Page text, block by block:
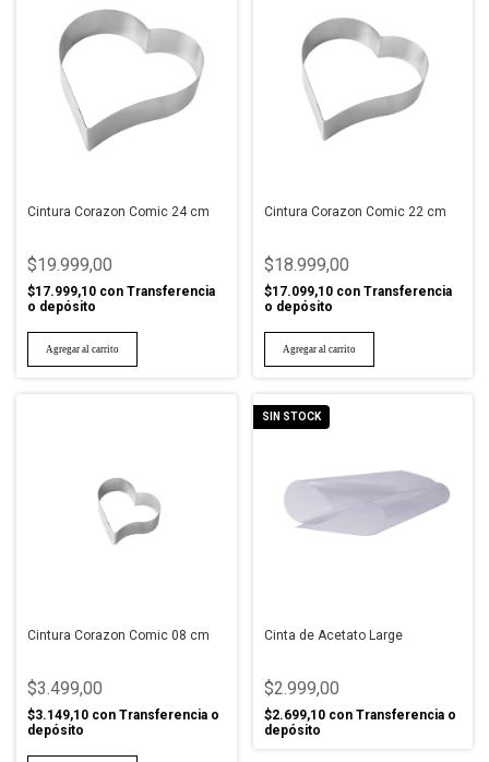
Cintura Corazon Comic 24 cm
$19.999,00
$17.999,10 con Transferencia
o depósito
Cintura Corazon Comic 22 cm
$18.999,00
$17.099,10 con Transferencia
o depósito
Cintura Corazon Comic 08 cm
$3.499,00
$3.149,10 con Transferencia o
depósito
SIN STOCK
Cinta de Acetato Large
$2.999,00
$2.699,10 con Transferencia o
depósito